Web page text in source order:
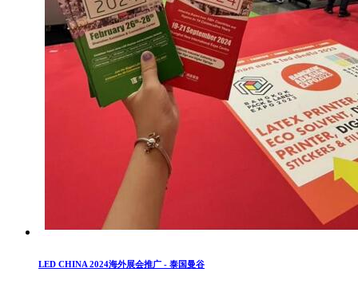
LED CHINA 2024海外展会推广 - 泰国曼谷